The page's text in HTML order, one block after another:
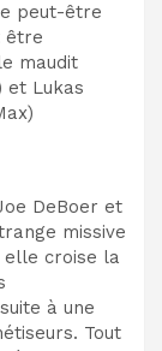
peut-être
être
maudit
et Lukas
DeBoer et
missive
elle croise la
à une
Tout